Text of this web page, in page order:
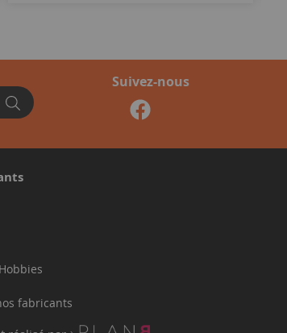
Suivez-nous
fabricants